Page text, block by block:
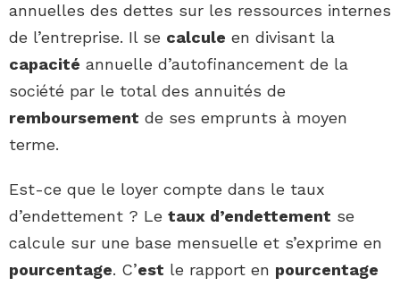
annuelles des dettes sur les ressources internes
de l’entreprise. Il se calcule en divisant la
capacité annuelle d’autofinancement de la
société par le total des annuités de
remboursement de ses emprunts à moyen
terme.
Est-ce que le loyer compte dans le taux
d’endettement ? Le taux d’endettement se
calcule sur une base mensuelle et s’exprime en
pourcentage. C’est le rapport en pourcentage